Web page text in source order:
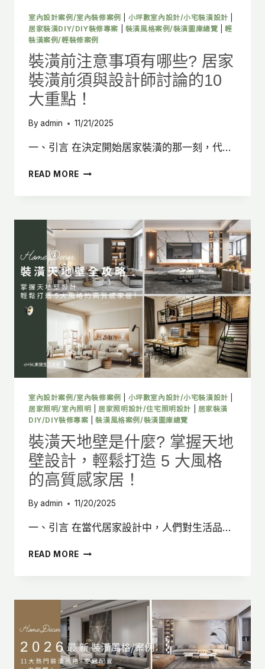
重
點
＋
燈
光
設
計
5
技
室內設計案例/室內裝修案例 小坪數室內設計/小宅裝潢設計
居家裝潢DIY/DIY裝修專案
裝潢風格案例/裝潢圖庫總覽 |輕
裝潢案例/輕裝修案例
裝潢前注意事項有哪些? 居家
裝潢前須與設計師討論的10
大重點！
Byadmin 11/21/2025
一、引言 在決定開始居家裝潢的那一刻，代…
READ MORE
意
項
哪
些?
居
家
裝
潢
前
須
與
計
師
討
論
的
10
大
重
室內設計案例/室內裝修案例 小坪數室內設計/小宅裝潢設計
居家照明/室內照明
居家照明設計/住宅照明設計
居家裝潢
DIY/DIY裝修專案 |裝潢風格案例/裝潢圖庫總覽
裝潢天地壁是什麼? 掌握天地
壁設計，輕鬆打造 5 大風格
的高質感家居！
Byadmin 11/20/2025
一、引言 在當代居家設計中，人們對生活品…
READ MORE
壁
是
麼?
掌
握